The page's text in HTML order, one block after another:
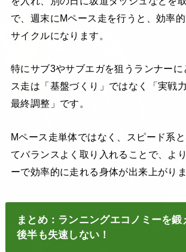
で、週末にMペース走を行うと、効率
サイクルになります。
特にサブ3やサブエガを狙うランナーに
ス走は「基盤づくり」ではなく「実戦
最終調整」です。
Mペース走単体ではなく、スピード系
てバランスよく取り入れることで、よ
ーで効率的に走れる身体が出来上がりま
まとめ：ランニングエコノミーを鍛
後半も失速しない！